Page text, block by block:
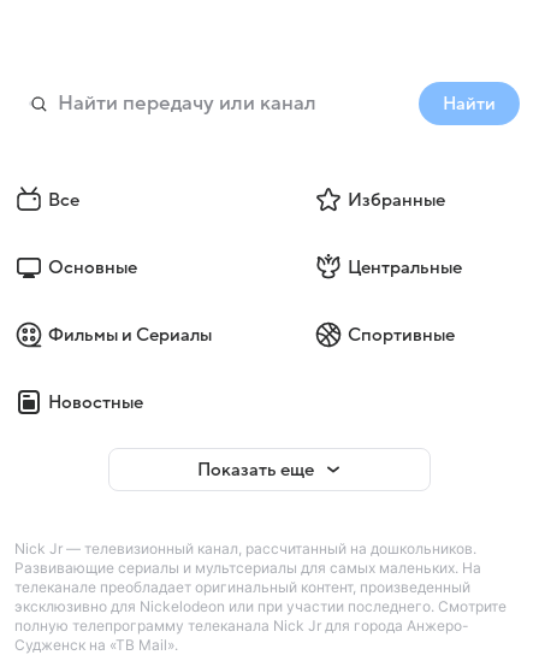
Найти
Все Избранные
Основные Центральные
Фильмы и Сериалы Спортивные
Новостные
Показать еще
Nick Jr — телевизионный канал, рассчитанный на дошкольников.
Развивающие сериалы и мультсериалы для самых маленьких. На
телеканале преобладает оригинальный контент, произведенный
эксклюзивно для Nickelodeon или при участии последнего. Смотрите
полную телепрограмму телеканала Nick Jr для города Анжеро-
Судженск на «ТВ Mail».